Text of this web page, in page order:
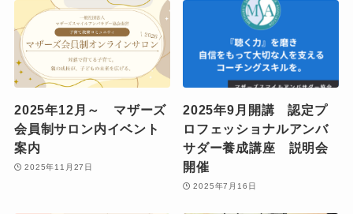
2025年12月～ マザーズ
会員制サロン内イベント
案内
2025年11月27日
2025年9月開講 認定プ
ロフェッショナルアンバ
サダー養成講座 説明会
開催
2025年7月16日